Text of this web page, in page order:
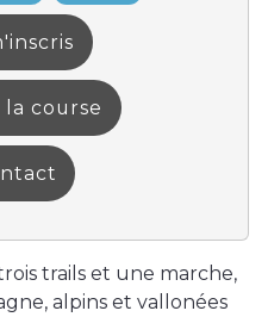
la course
trails et une marche,
alpins et vallonées